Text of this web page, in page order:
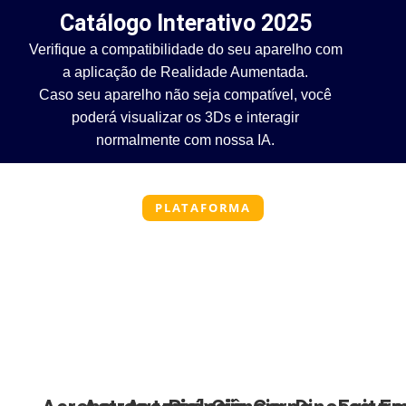
Catálogo Interativo 2025
Verifique a compatibilidade do seu aparelho com
a aplicação de Realidade Aumentada.
Caso seu aparelho não seja compatível, você
poderá visualizar os 3Ds e interagir
normalmente com nossa IA.
PLATAFORMA